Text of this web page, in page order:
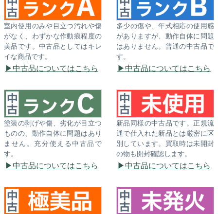
室内使用のみや目立つ汚れや傷
がなく、わずかな作動痕程度の
美品です。中古品としてはキレ
イな商品です。
中古品についてはこちら
多少の傷や、年式相応の使用感
がありますが、動作自体に問題
はありません。普通の中古品で
す。
中古品についてはこちら
塗装の剥げや傷、劣化が目立つ
ものの、動作自体に問題はあり
ません。充分使える中古品で
す。
中古品についてはこちら
新品同様の中古品です。正規流
通で仕入れた新品とは厳密に区
別しています。買取時は未開封
の物も開封確認します。
中古品についてはこちら